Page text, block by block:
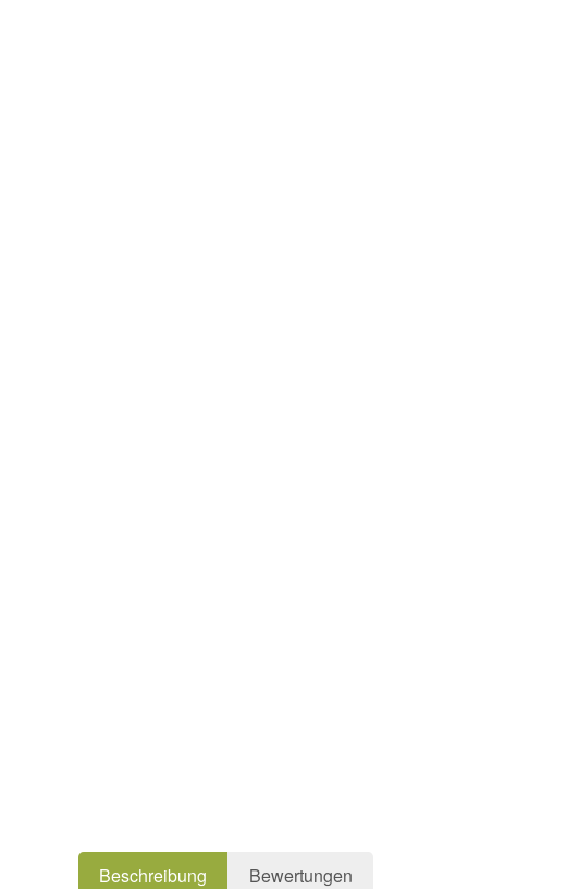
Beschreibung Bewertungen